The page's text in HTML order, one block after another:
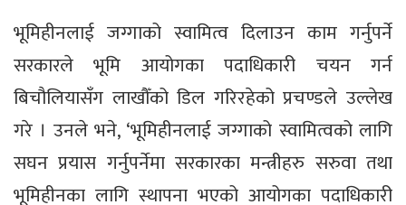
भूमिहीनलाई जग्गाको स्वामित्व दिलाउन काम गर्नुपर्ने
सरकारले भूमि आयोगका पदाधिकारी चयन गर्न
बिचौलियासँग लाखौँको डिल गरिरहेको प्रचण्डले उल्लेख
गरे । उनले भने, ‘भूमिहीनलाई जग्गाको स्वामित्वको लागि
सघन प्रयास गर्नुपर्नेमा सरकारका मन्त्रीहरु सरुवा तथा
भूमिहीनका लागि स्थापना भएको आयोगका पदाधिकारी